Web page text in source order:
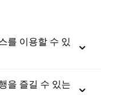
를 이용할 수 있
을 즐길 수 있는